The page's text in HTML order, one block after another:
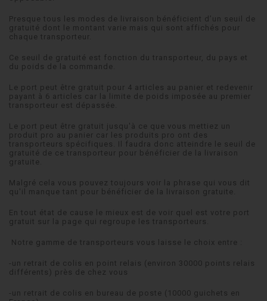
Presque tous les modes de livraison bénéficient d’un seuil de
gratuité dont le montant varie mais qui sont affichés pour
chaque transporteur.
Ce seuil de gratuité est fonction du transporteur, du pays et
du poids de la commande.
Le port peut être gratuit pour 4 articles au panier et redevenir
payant à 6 articles car la limite de poids imposée au premier
transporteur est dépassée.
Le port peut être gratuit jusqu'à ce que vous mettiez un
produit pro au panier car les produits pro ont des
transporteurs spécifiques. Il faudra donc atteindre le seuil de
gratuité de ce transporteur pour bénéficier de la livraison
gratuite.
Malgré cela vous pouvez toujours voir la phrase qui vous dit
qu'il manque tant pour bénéficier de la livraison gratuite.
En tout état de cause le mieux est de voir quel est votre port
gratuit sur la page qui regroupe les transporteurs.
Notre gamme de transporteurs vous laisse le choix entre :
-un retrait de colis en point relais (environ 30000 points relais
différents) près de chez vous
-un retrait de colis en bureau de poste (10000 guichets en